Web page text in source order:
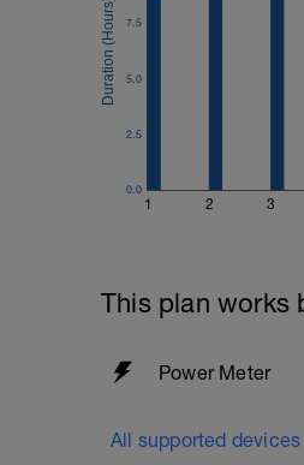
1 2 3
0.0
2.5
5.0
7.5
This plan works
Power Meter
All supported devices